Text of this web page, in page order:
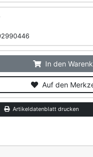
In den
Auf den
Artikeldatenblatt drucken